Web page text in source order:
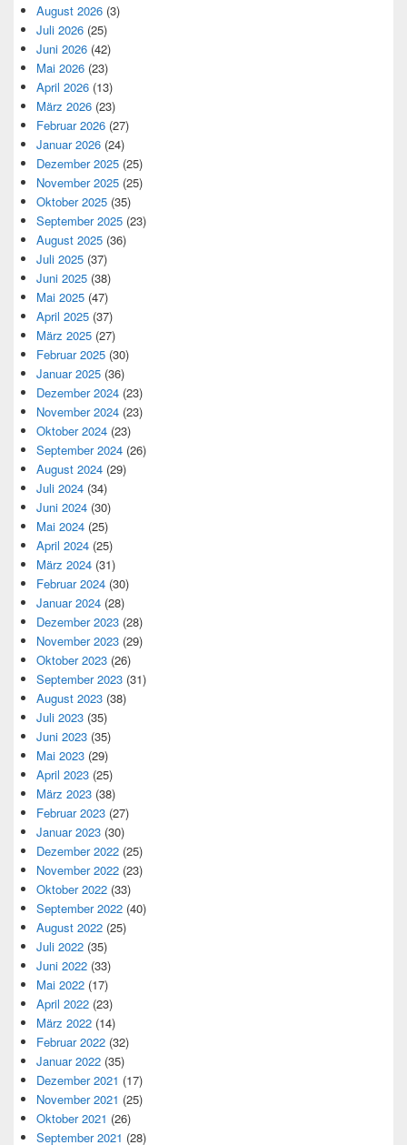
August 2026 (3)
Juli 2026 (25)
Juni 2026 (42)
Mai 2026 (23)
April 2026 (13)
März 2026 (23)
Februar 2026 (27)
Januar 2026 (24)
Dezember 2025 (25)
November 2025 (25)
Oktober 2025 (35)
September 2025 (23)
August 2025 (36)
Juli 2025 (37)
Juni 2025 (38)
Mai 2025 (47)
April 2025 (37)
März 2025 (27)
Februar 2025 (30)
Januar 2025 (36)
Dezember 2024 (23)
November 2024 (23)
Oktober 2024 (23)
September 2024 (26)
August 2024 (29)
Juli 2024 (34)
Juni 2024 (30)
Mai 2024 (25)
April 2024 (25)
März 2024 (31)
Februar 2024 (30)
Januar 2024 (28)
Dezember 2023 (28)
November 2023 (29)
Oktober 2023 (26)
September 2023 (31)
August 2023 (38)
Juli 2023 (35)
Juni 2023 (35)
Mai 2023 (29)
April 2023 (25)
März 2023 (38)
Februar 2023 (27)
Januar 2023 (30)
Dezember 2022 (25)
November 2022 (23)
Oktober 2022 (33)
September 2022 (40)
August 2022 (25)
Juli 2022 (35)
Juni 2022 (33)
Mai 2022 (17)
April 2022 (23)
März 2022 (14)
Februar 2022 (32)
Januar 2022 (35)
Dezember 2021 (17)
November 2021 (25)
Oktober 2021 (26)
September 2021 (28)